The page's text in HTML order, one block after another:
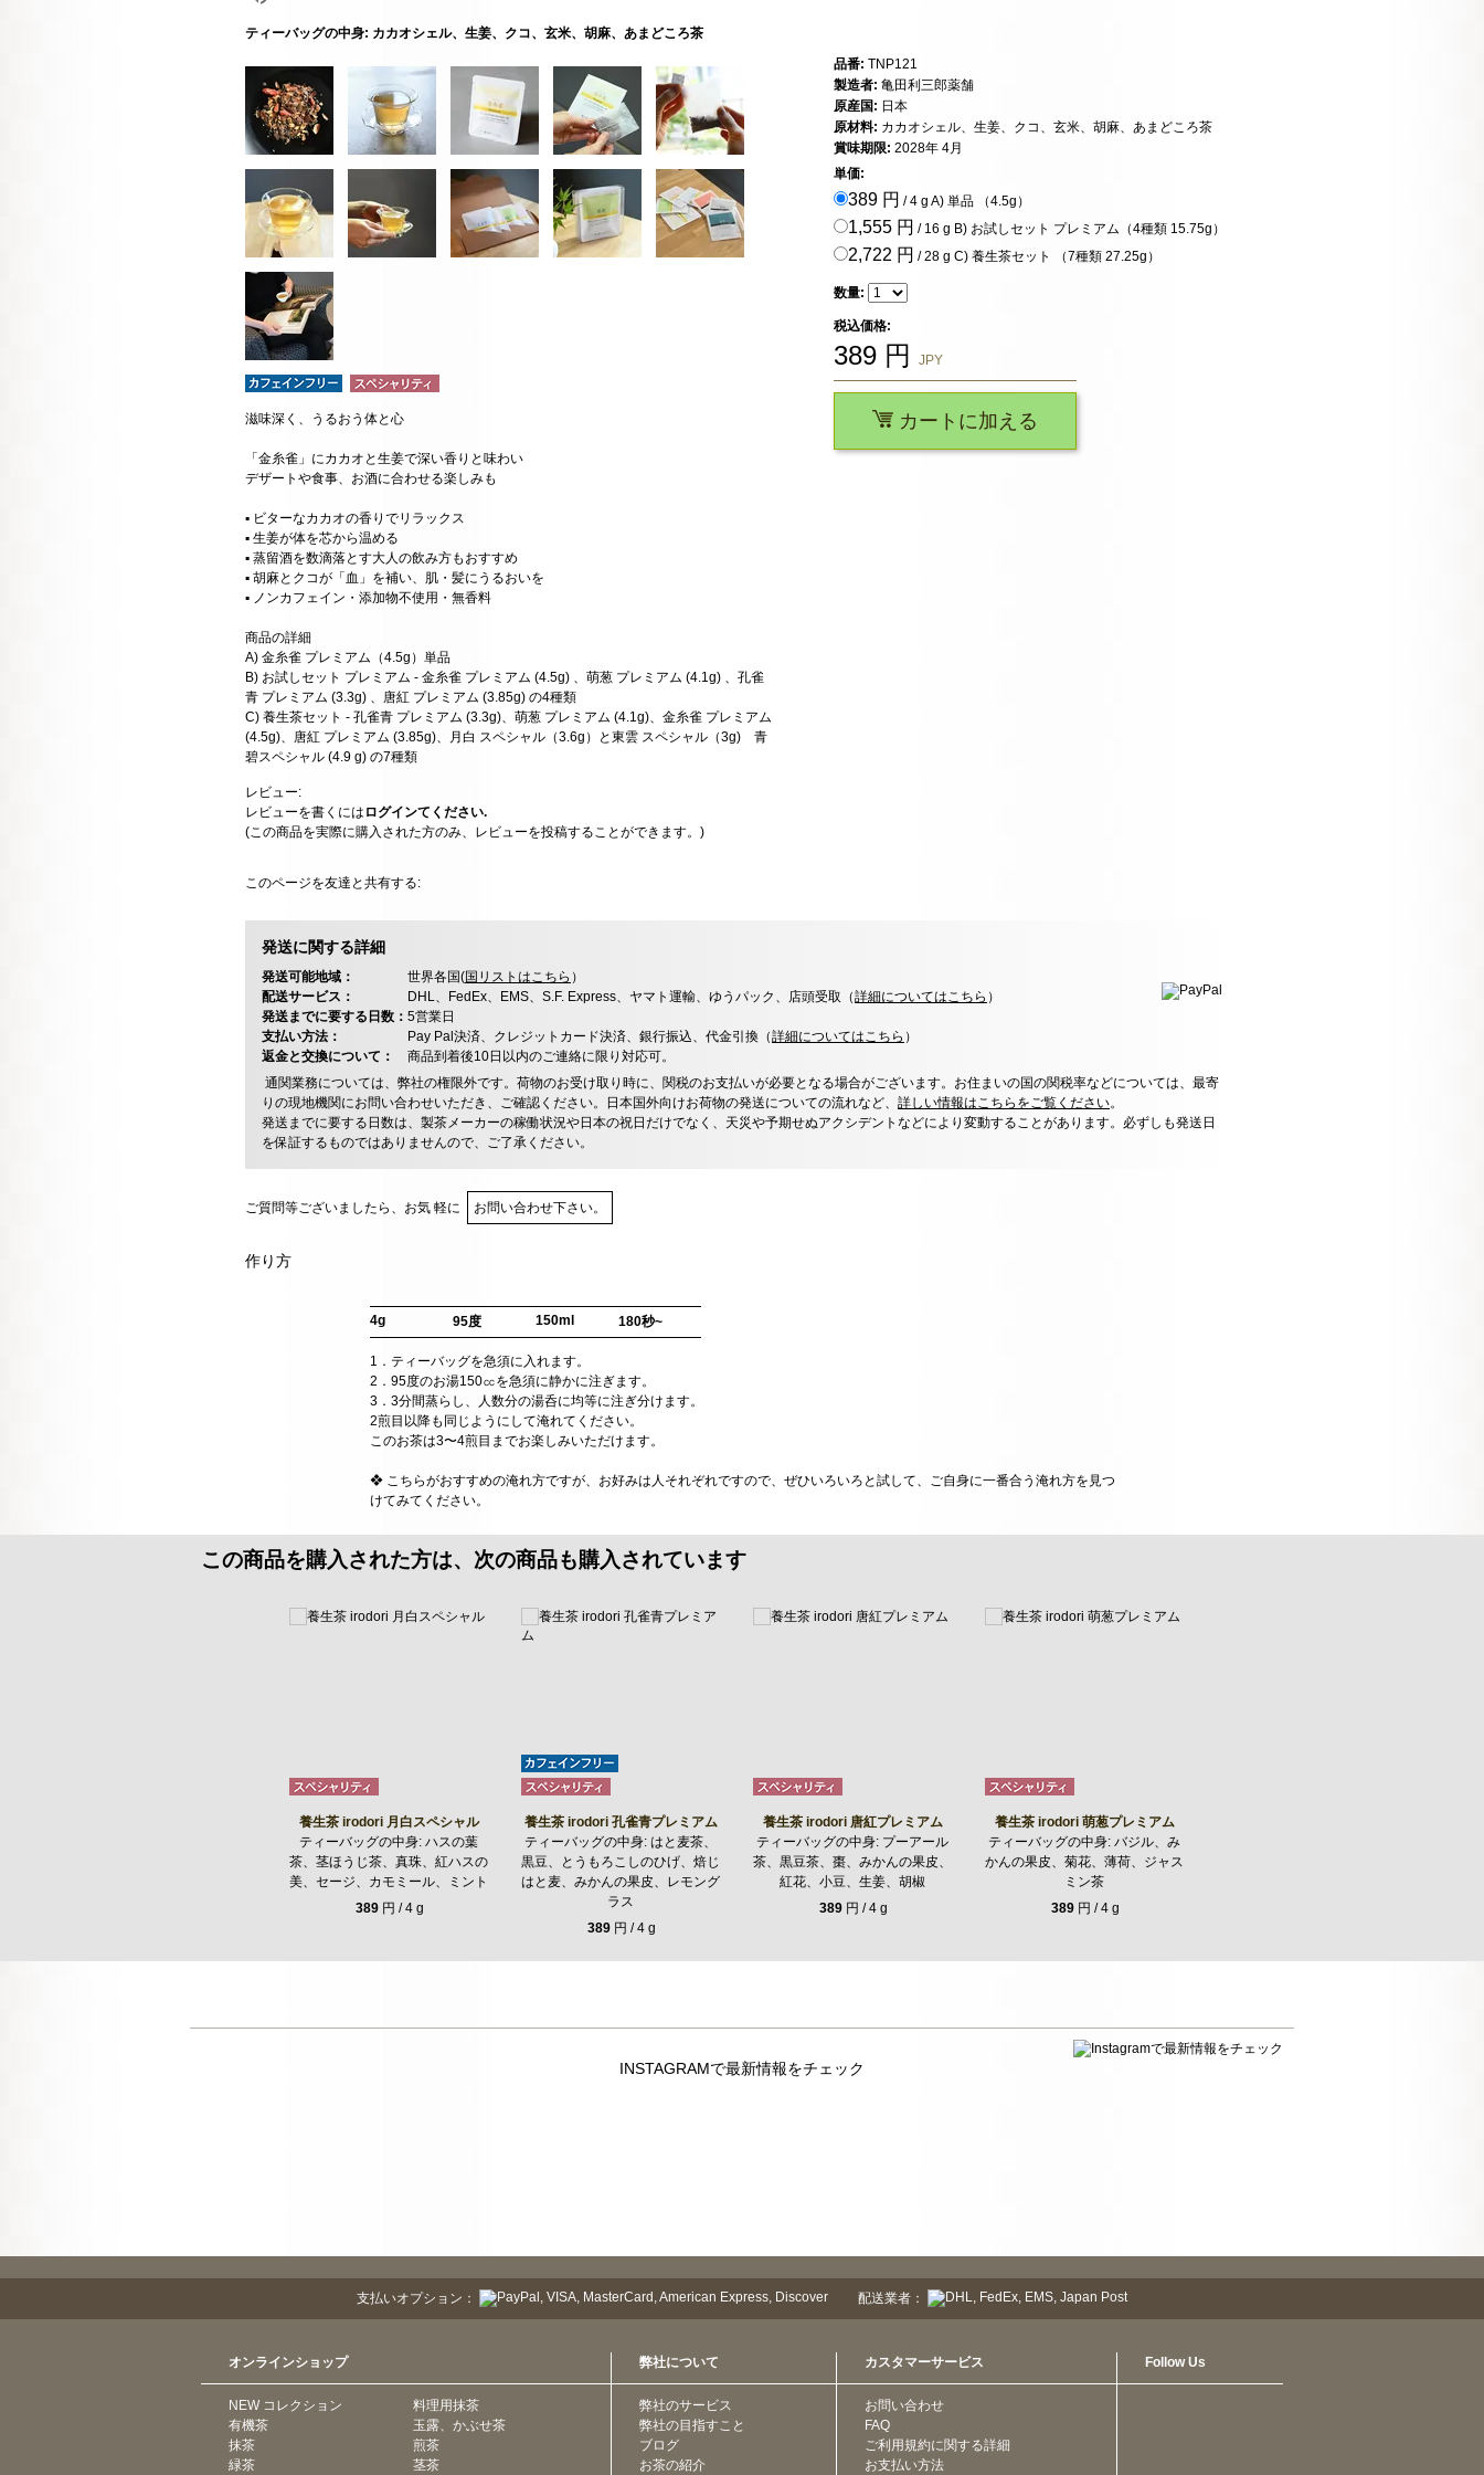
ティーバッグの中身: カカオシェル、生姜、クコ、玄米、胡麻、あまどころ茶
滋味深く、うるおう体と心
「金糸雀」にカカオと生姜で深い香りと味わい
デザートや食事、お酒に合わせる楽しみも
▪️ ビターなカカオの香りでリラックス
▪️ 生姜が体を芯から温める
▪️ 蒸留酒を数滴落とす大人の飲み方もおすすめ
▪️ 胡麻とクコが「血」を補い、肌・髪にうるおいを
▪️ ノンカフェイン・添加物不使用・無香料
商品の詳細
A) 金糸雀 プレミアム（4.5g）単品
B) お試しセット プレミアム - 金糸雀 プレミアム (4.5g) 、萌葱 プレミアム (4.1g) 、孔雀
青 プレミアム (3.3g) 、唐紅 プレミアム (3.85g) の4種類
C) 養生茶セット - 孔雀青 プレミアム (3.3g)、萌葱 プレミアム (4.1g)、金糸雀 プレミアム
(4.5g)、唐紅 プレミアム (3.85g)、月白 スペシャル（3.6g）と東雲 スペシャル（3g) 青
碧スペシャル (4.9 g) の7種類
レビュー:
レビューを書くには ログインてください.
(この商品を実際に購入された方のみ、レビューを投稿することができます。)
このページを友達と共有する:
品番: TNP121
製造者: 亀田利三郎薬舗
原産国: 日本
原材料: カカオシェル、生姜、クコ、玄米、胡麻、あまどころ茶
賞味期限: 2028年 4月
単価:
389 円 / 4 g A) 単品 （4.5g）
1,555 円 / 16 g B) お試しセット プレミアム（4種類 15.75g）
2,722 円 / 28 g C) 養生茶セット （7種類 27.25g）
数量:
税込価格:
389 円 JPY
カートに加える
発送に関する詳細
発送可能地域： 世界各国(国リストはこちら ）
配送サービス：
DHL、FedEx、EMS、S.F. Express、ヤマト運輸、ゆうパック、店頭受取（詳細についてはこちら ）
発送までに要する日数： 5営業日
支払い方法：
Pay Pal決済、クレジットカード決済、銀行振込、代金引換（詳細についてはこちら ）
返金と交換について：
商品到着後10日以内のご連絡に限り対応可。
通関業務については、弊社の権限外です。荷物のお受け取り時に、関税のお支払いが必要となる場合がございます。お住まいの国の関税率などについては、最寄
りの現地機関にお問い合わせいただき、ご確認ください。日本国外向けお荷物の発送についての流れなど、 詳しい情報はこちらをご覧ください。
発送までに要する日数は、製茶メーカーの稼働状況や日本の祝日だけでなく、天災や予期せぬアクシデントなどにより変動することがあります。必ずしも発送日
を保証するものではありませんので、ご了承ください。
ご質問等ございましたら、お気 軽に お問い合わせ下さい。
作り方
4g 95度 150ml 180秒~
1．ティーバッグを急須に入れます。
2．95度のお湯150㏄を急須に静かに注ぎます。
3．3分間蒸らし、人数分の湯呑に均等に注ぎ分けます。
2煎目以降も同じようにして淹れてください。
このお茶は3〜4煎目までお楽しみいただけます。
❖ こちらがおすすめの淹れ方ですが、お好みは人それぞれですので、ぜひいろいろと試して、ご自身に一番合う淹れ方を見つ
けてみてください。
この商品を購入された方は、次の商品も購入されています
養生茶 irodori 月白スペシャル
ティーバッグの中身: ハスの葉
茶、茎ほうじ茶、真珠、紅ハスの
美、セージ、カモミール、ミント
389 円 / 4 g
養生茶 irodori 孔雀青プレミアム
ティーバッグの中身: はと麦茶、
黒豆、とうもろこしのひげ、焙じ
はと麦、みかんの果皮、レモング
ラス
389 円 / 4 g
養生茶 irodori 唐紅プレミアム
ティーバッグの中身: プーアール
茶、黒豆茶、棗、みかんの果皮、
紅花、小豆、生姜、胡椒
389 円 / 4 g
養生茶 irodori 萌葱プレミアム
ティーバッグの中身: バジル、み
かんの果皮、菊花、薄荷、ジャス
ミン茶
389 円 / 4 g
INSTAGRAMで最新情報をチェック
支払いオプション： 配送業者：
オンラインショップ
NEW コレクション
有機茶
抹茶
緑茶
料理用抹茶
玉露、かぶせ茶
煎茶
茎茶
弊社について
弊社のサービス
弊社の目指すこと
ブログ
お茶の紹介
カスタマーサービス
お問い合わせ
FAQ
ご利用規約に関する詳細
お支払い方法
Follow Us